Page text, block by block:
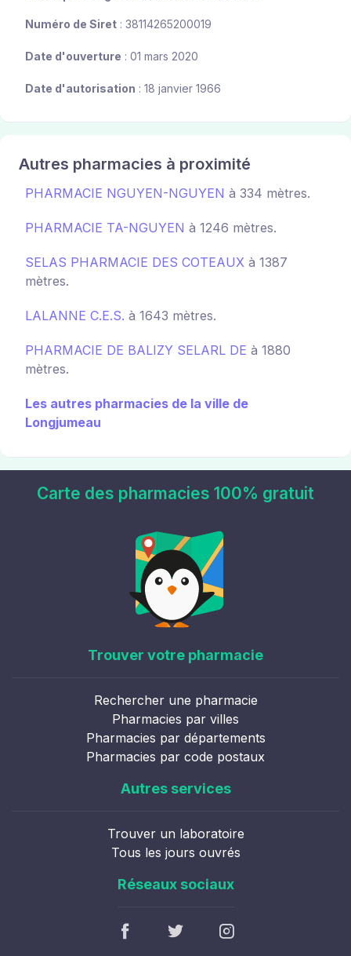
Numéro de Siret : 38114265200019
Date d'ouverture : 01 mars 2020
Date d'autorisation : 18 janvier 1966
Autres pharmacies à proximité
PHARMACIE NGUYEN-NGUYEN à 334 mètres.
PHARMACIE TA-NGUYEN à 1246 mètres.
SELAS PHARMACIE DES COTEAUX à 1387
mètres.
LALANNE C.E.S. à 1643 mètres.
PHARMACIE DE BALIZY SELARL DE à 1880
mètres.
Les autres pharmacies de la ville de
Longjumeau
Carte des pharmacies 100% gratuit
Trouver votre pharmacie
Rechercher une pharmacie
Pharmacies par villes
Pharmacies par départements
Pharmacies par code postaux
Autres services
Trouver un laboratoire
Tous les jours ouvrés
Réseaux sociaux